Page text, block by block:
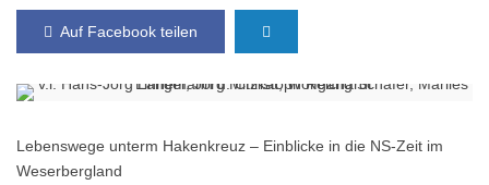
Auf Facebook teilen
Lebenswege unterm Hakenkreuz – Einblicke in die NS-Zeit im
Weserbergland